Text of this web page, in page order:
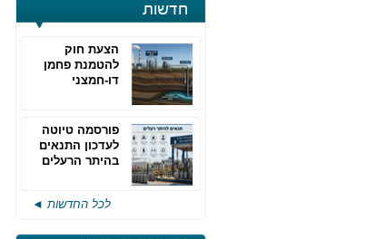
חדשות
הצעת חוק
להטמנת פחמן
דו-חמצני
פורסמה טיוטה
לעדכון התנאים
בהיתר הרעלים
לכל החדשות ◄